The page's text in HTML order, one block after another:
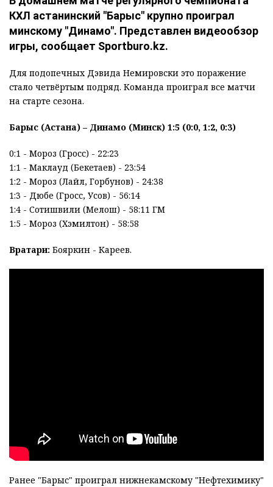
КХЛ астанинский "Барыс" крупно проиграл
минскому "Динамо". Представлен видеообзор
игры, сообщает Sportburo.kz.
Для подопечных Дэвида Немировски это поражение
стало четвёртым подряд. Команда проиграл все матчи
на старте сезона.
Барыс (Астана) – Динамо (Минск) 1:5 (0:0, 1:2, 0:3)
0:1 - Мороз (Гросс) - 22:23
1:1 - Маклауд (Бекетаев) - 23:54
1:2 - Мороз (Лайл, Горбунов) - 24:38
1:3 - Дюбе (Гросс, Усов) - 56:14
1:4 - Сотишвили (Мелош) - 58:11 ГМ
1:5 - Мороз (Хэмилтон) - 58:58
Вратари: Бояркин - Кареев.
Ранее "Барыс" проиграл нижнекамскому "Нефтехимику"